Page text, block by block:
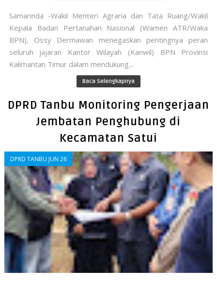
Samarinda -Wakil Menteri Agraria dan Tata Ruang/Wakil
Kepala Badan Pertanahan Nasional (Wamen ATR/Waka
BPN), Ossy Dermawan menegaskan pentingnya peran
seluruh jajaran Kantor Wilayah (Kanwil) BPN Provinsi
Kalimantan Timur dalam mendukung...
Baca Selengkapnya
DPRD Tanbu Monitoring Pengerjaan
Jembatan Penghubung di
Kecamatan Satui
DPRD TANBU JUN 26